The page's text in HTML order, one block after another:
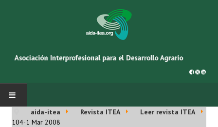
INICIO
aida-itea Revista ITEA
Leer revista ITEA
104-1 Mar 2008